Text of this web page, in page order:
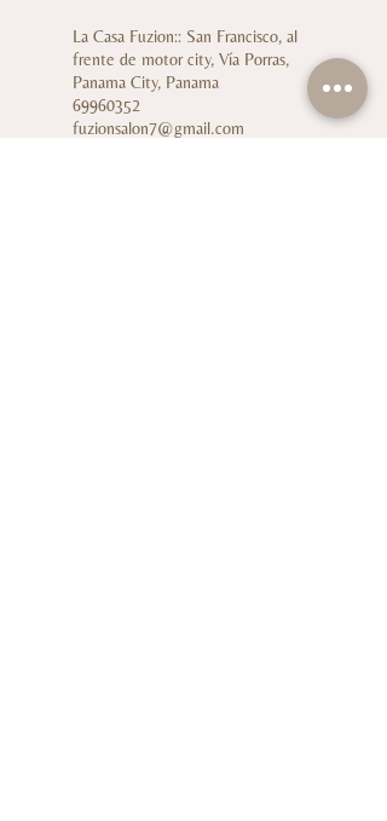
La Casa Fuzion:: San Francisco, al
frente de motor city, Vía Porras,
Panama City, Panama
69960352
fuzionsalon7@gmail.com